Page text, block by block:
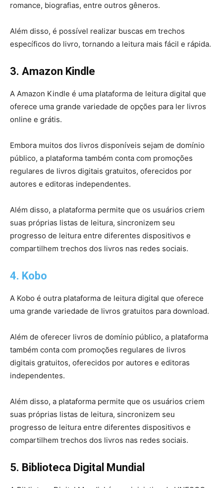
romance, biografias, entre outros gêneros.
Além disso, é possível realizar buscas em trechos
específicos do livro, tornando a leitura mais fácil e rápida.
3. Amazon Kindle
A Amazon Kindle é uma plataforma de leitura digital que
oferece uma grande variedade de opções para ler livros
online e grátis.
Embora muitos dos livros disponíveis sejam de domínio
público, a plataforma também conta com promoções
regulares de livros digitais gratuitos, oferecidos por
autores e editoras independentes.
Além disso, a plataforma permite que os usuários criem
suas próprias listas de leitura, sincronizem seu
progresso de leitura entre diferentes dispositivos e
compartilhem trechos dos livros nas redes sociais.
4. Kobo
A Kobo é outra plataforma de leitura digital que oferece
uma grande variedade de livros gratuitos para download.
Além de oferecer livros de domínio público, a plataforma
também conta com promoções regulares de livros
digitais gratuitos, oferecidos por autores e editoras
independentes.
Além disso, a plataforma permite que os usuários criem
suas próprias listas de leitura, sincronizem seu
progresso de leitura entre diferentes dispositivos e
compartilhem trechos dos livros nas redes sociais.
5. Biblioteca Digital Mundial